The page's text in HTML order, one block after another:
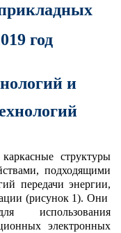
год
и
структуры
подходящими
передачи энергии,
(рисунок 1). Они
использования
электронных